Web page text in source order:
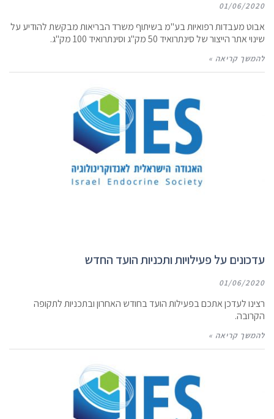
01/06/2020
אבוט מעבדות רפואיות בע"מ בשיתוף משרד הבריאות מבקשת להודיע על
שינוי אתר הייצור של סינתרואיד 50 מק"ג וסינתרואיד 100 מק"ג.
להמשך קריאה »
עדכונים על פעילויות ותכניות הועד החדש
01/06/2020
רצינו לעדכן אתכם בפעילות הועד בחודש האחרון ובתכניות לתקופה
הקרובה.
להמשך קריאה »